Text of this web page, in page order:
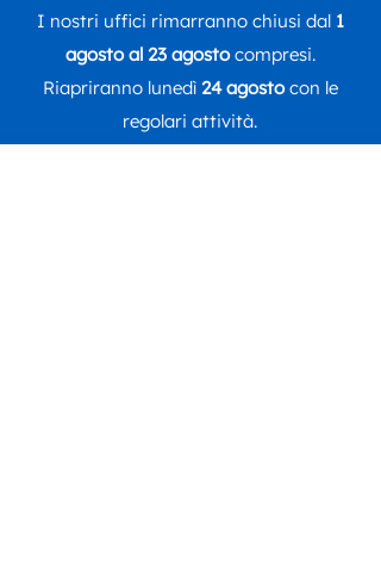
I nostri uffici rimarranno chiusi dal 1
agosto al 23 agostocompresi.
Riapriranno lunedì 24 agostocon le
regolari attività.